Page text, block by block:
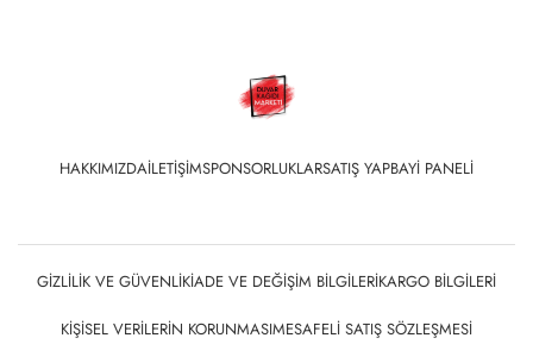
HAKKIMIZDAİLETIŞIMSPONSORLUKLARSATIŞ YAPBAYI PANELI
GIZLILIK VE GÜVENLIKİADE VE DEĞIŞIM BILGILERIKARGO BILGILERI
KIŞISEL VERILERIN KORUNMASIMESAFELI SATIŞ SÖZLEŞMESI